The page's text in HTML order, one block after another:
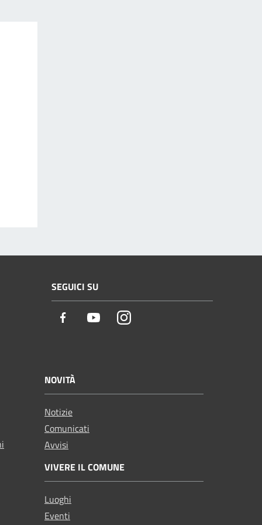
SEGUICI SU
Facebook YoutubeInstagram
NOVITÀ
Notizie
Comunicati
Avvisi
VIVERE IL COMUNE
Luoghi
Eventi